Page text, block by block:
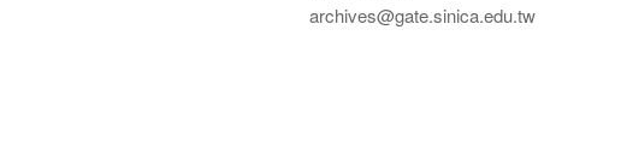
archives@gate.sinica.edu.tw